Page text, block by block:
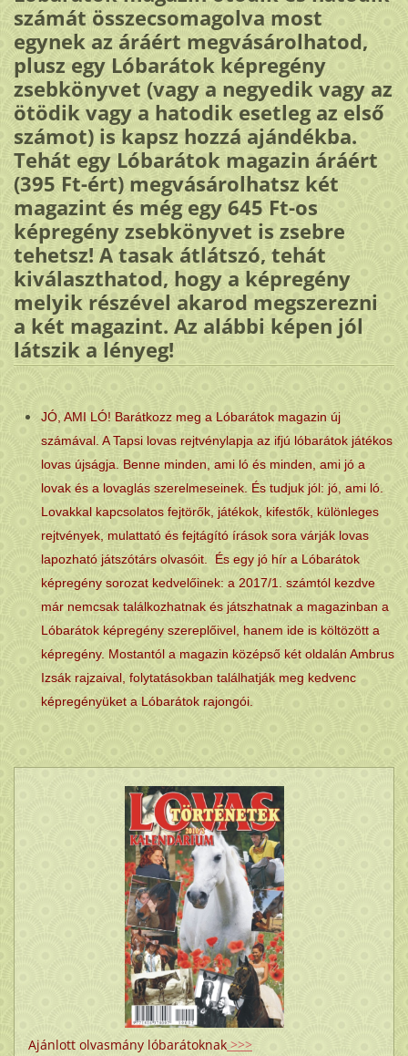
számát összecsomagolva most
egynek az áráért megvásárolhatod,
plusz egy Lóbarátok képregény
zsebkönyvet (vagy a negyedik vagy az
ötödik vagy a hatodik esetleg az első
számot) is kapsz hozzá ajándékba.
Tehát egy Lóbarátok magazin áráért
(395 Ft-ért) megvásárolhatsz két
magazint és még egy 645 Ft-os
képregény zsebkönyvet is zsebre
tehetsz! A tasak átlátszó, tehát
kiválaszthatod, hogy a képregény
melyik részével akarod megszerezni
a két magazint. Az alábbi képen jól
látszik a lényeg!
JÓ, AMI LÓ! Barátkozz meg a Lóbarátok magazin új
számával. A Tapsi lovas rejtvénylapja az ifjú lóbarátok játékos
lovas újságja. Benne minden, ami ló és minden, ami jó a
lovak és a lovaglás szerelmeseinek. És tudjuk jól: jó, ami ló.
Lovakkal kapcsolatos fejtörők, játékok, kifestők, különleges
rejtvények, mulattató és fejtágító írások sora várják lovas
lapozható játszótárs olvasóit. És egy jó hír a Lóbarátok
képregény sorozat kedvelőinek: a 2017/1. számtól kezdve
már nemcsak találkozhatnak és játszhatnak a magazinban a
Lóbarátok képregény szereplőivel, hanem ide is költözött a
képregény. Mostantól a magazin középső két oldalán Ambrus
Izsák rajzaival, folytatásokban találhatják meg kedvenc
képregényüket a Lóbarátok rajongói.
Ajánlott olvasmány lóbarátoknak>>>